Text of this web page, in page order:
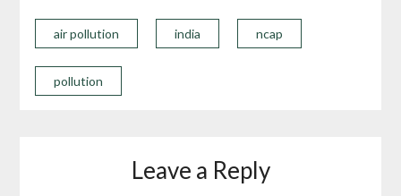
air pollution india ncap
pollution
Leave a Reply